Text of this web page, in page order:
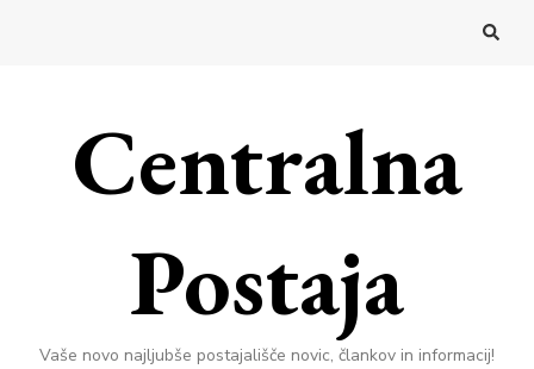
Centralna
Postaja
Vaše novo najljubše postajališče novic, člankov in informacij!